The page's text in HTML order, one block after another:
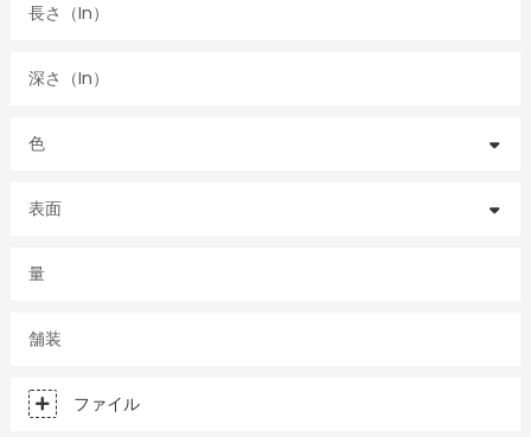
長さ（in）
深さ（in）
色
表面
量
舗装
ファイル